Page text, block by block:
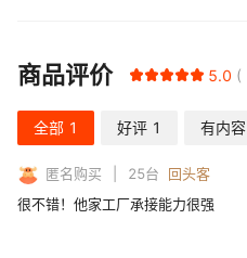
商品评价 5.0
全部 1 好评 1 有内容
匿名购买 25台
回头客
很不错！他家工厂承接能力很强